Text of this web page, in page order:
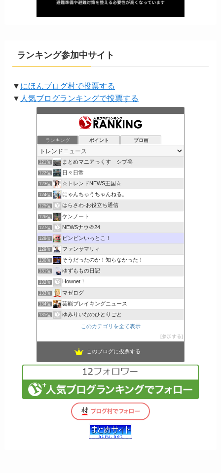
ランキング参加中サイト
▼ にほんブログ村で投票する
▼ 人気ブログランキングで投票する
ランキング ポイント ブロ画
121位 まとめマニアっくす シブ谷
122位 日々日常
123位 ☆トレンドNEWS王国☆
124位 にゃんちゅうちゃんねる。
125位 はらさわ-お役立ち通信
126位 ケンノート
127位 NEWSナウ＠24
128位 ビンビンいっとこ！
129位 ファンサマリィ
130位 そうだったのか！知らなかった！
131位 ゆずももの日記
132位 Hownet！
133位 マゼログ
134位 芸能ブレイキングニュース
135位 ゆみりいなのひとりごと
このカテゴリを全て表示
参加する
このブログに投票する